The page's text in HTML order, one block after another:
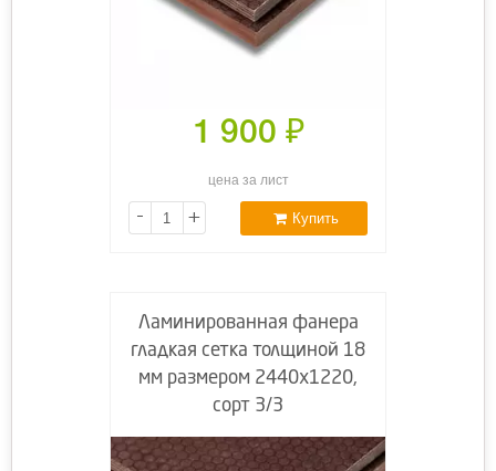
1 900 ₽
цена за лист
- + Купить
Ламинированная фанера
гладкая сетка толщиной 18
мм размером 2440х1220,
сорт 3/3